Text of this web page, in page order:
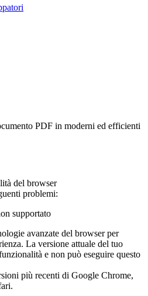
PDF in moderni ed efficienti
del browser
problemi:
supportato
avanzate del browser per
La versione attuale del tuo
e non può eseguire questo
più recenti di Google Chrome,